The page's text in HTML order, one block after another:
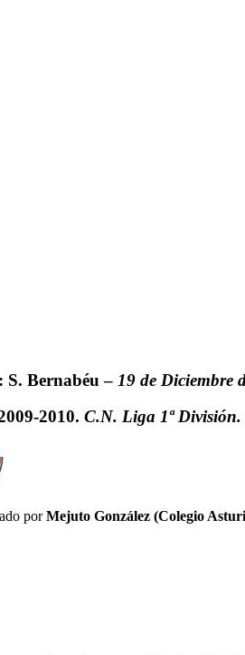
S. Bernabéu – 19 de Diciembre
2010. C.N. Liga 1ª
porMejuto González (Colegio